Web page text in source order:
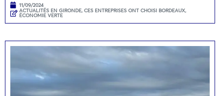
11/09/2024
ACTUALITÉS EN GIRONDE, CES ENTREPRISES ONT CHOISI BORDEAUX,
ÉCONOMIE VERTE